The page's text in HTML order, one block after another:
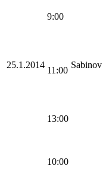
25.1.2014
9:00
Sabinov
11:00
13:00
10:00